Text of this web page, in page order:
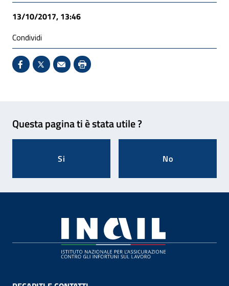
13/10/2017, 13:46
Condividi
Condividi su Facebook - Sito esterno - Apertura in
X - Sito esterno - Apertura in nuova finestra
Invio Mail: apre il programma di posta
Stampa pagina: scelta meno
Questa pagina ti è stata utile ?
Si No